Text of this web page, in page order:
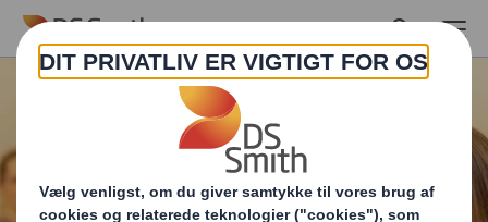
Skip to main content